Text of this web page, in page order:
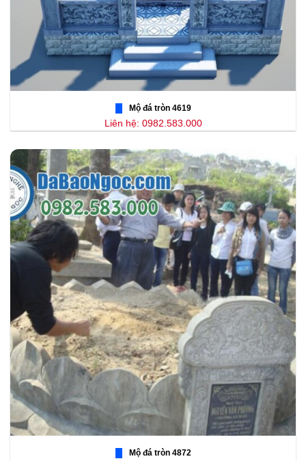
Mộ đá tròn 4619
Liên hệ: 0982.583.000
Mộ đá tròn 4872